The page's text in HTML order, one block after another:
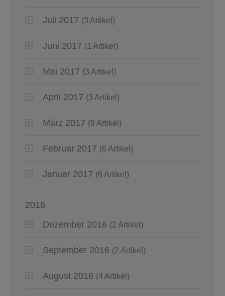
Juli 2017 (3 Artikel)
Juni 2017 (1 Artikel)
Mai 2017 (3 Artikel)
April 2017 (3 Artikel)
März 2017 (9 Artikel)
Februar 2017 (6 Artikel)
Januar 2017 (6 Artikel)
2016
Dezember 2016 (2 Artikel)
September 2016 (2 Artikel)
August 2016 (4 Artikel)